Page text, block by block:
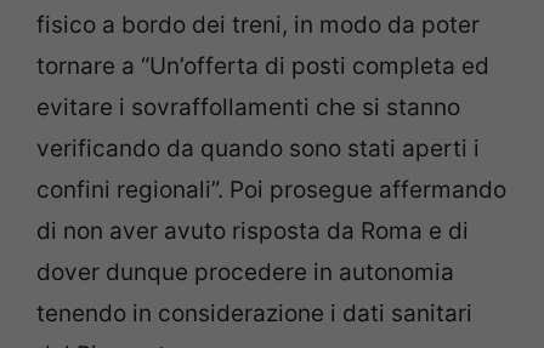
fisico a bordo dei treni, in modo da poter
tornare a “Un’offerta di posti completa ed
evitare i sovraffollamenti che si stanno
verificando da quando sono stati aperti i
confini regionali”. Poi prosegue affermando
di non aver avuto risposta da Roma e di
dover dunque procedere in autonomia
tenendo in considerazione i dati sanitari